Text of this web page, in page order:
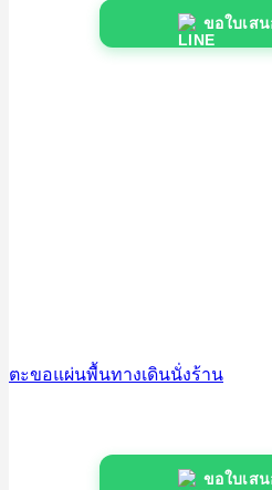
ขอใบเส
ตะขอแผ่นพื้นทางเดินนั่งร้าน
ขอใบเส